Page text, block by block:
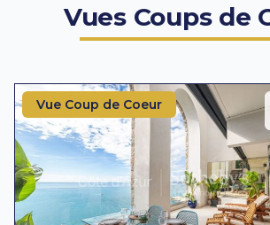
Vues Coups de
Vue Coup de Coeur